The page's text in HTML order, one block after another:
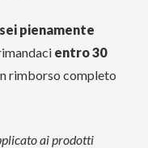
pienamente
entro 30
rimborso completo
ai prodotti